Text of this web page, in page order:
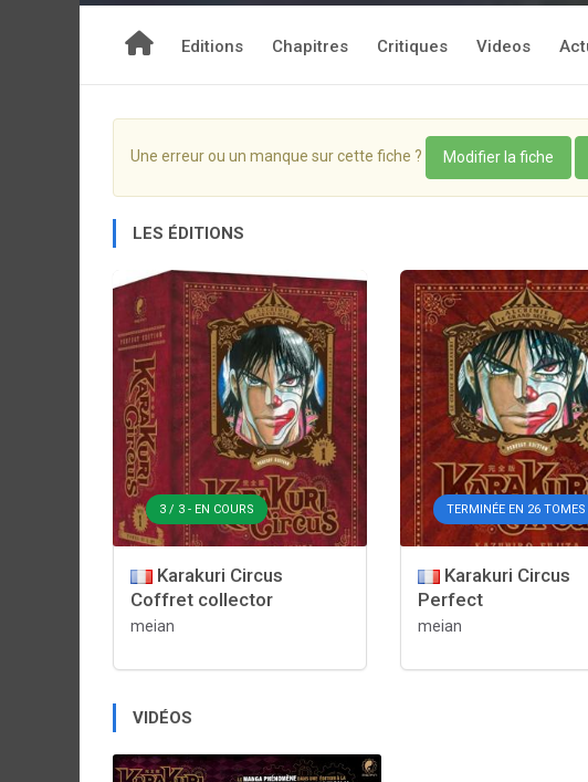
Editions Chapitres Critiques Videos
Une erreur ou un manque sur cette fiche ? Modifier la fiche
LES ÉDITIONS
3 / 3 - EN COURS
Karakuri Circus
Coffret collector
meian
TERMINÉE EN 26 TOMES
Karakuri Circus
Perfect
meian
VIDÉOS